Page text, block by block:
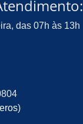
das 07h às 13h
)